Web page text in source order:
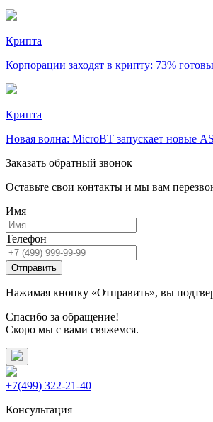
Крипта
Корпорации заходят в крипту: 73%
Крипта
Новая волна: MicroBT запускает новые
Заказать обратный звонок
Оставьте свои контакты и мы вам
Имя
Телефон
Отправить
Нажимая кнопку «Отправить», вы
Спасибо за обращение!
Скоро мы с вами свяжемся.
+7(499) 322-21-40
Консультация